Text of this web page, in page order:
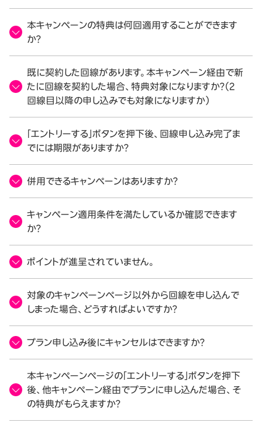
本キャンペーンの特典は何回適用することができます
か？
既に契約した回線があります。本キャンペーン経由で新
たに回線を契約した場合、特典対象になりますか？（2
回線目以降の申し込みでも対象になりますか）
「エントリーする」ボタンを押下後、回線申し込み完了ま
でには期限がありますか？
併用できるキャンペーンはありますか？
キャンペーン適用条件を満たしているか確認できます
か？
ポイントが進呈されていません。
対象のキャンペーンページ以外から回線を申し込んで
しまった場合、どうすればよいですか？
プラン申し込み後にキャンセルはできますか？
本キャンペーンページの「エントリーする」ボタンを押下
後、他キャンペーン経由でプランに申し込んだ場合、そ
の特典がもらえますか？